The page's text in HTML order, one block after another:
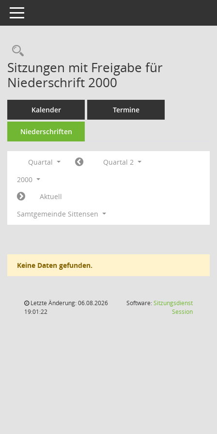
Toggle navigation
Rechercheauswahl
Sitzungen mit Freigabe für
Niederschrift 2000
Kalender Termine
Niederschriften
Quartal
Quartal 2
2000
Aktuell
Samtgemeinde Sittensen
Keine Daten gefunden.
Letzte Änderung: 06.08.2026
19:01:22
Software:Sitzungsdienst
Session(Wird in